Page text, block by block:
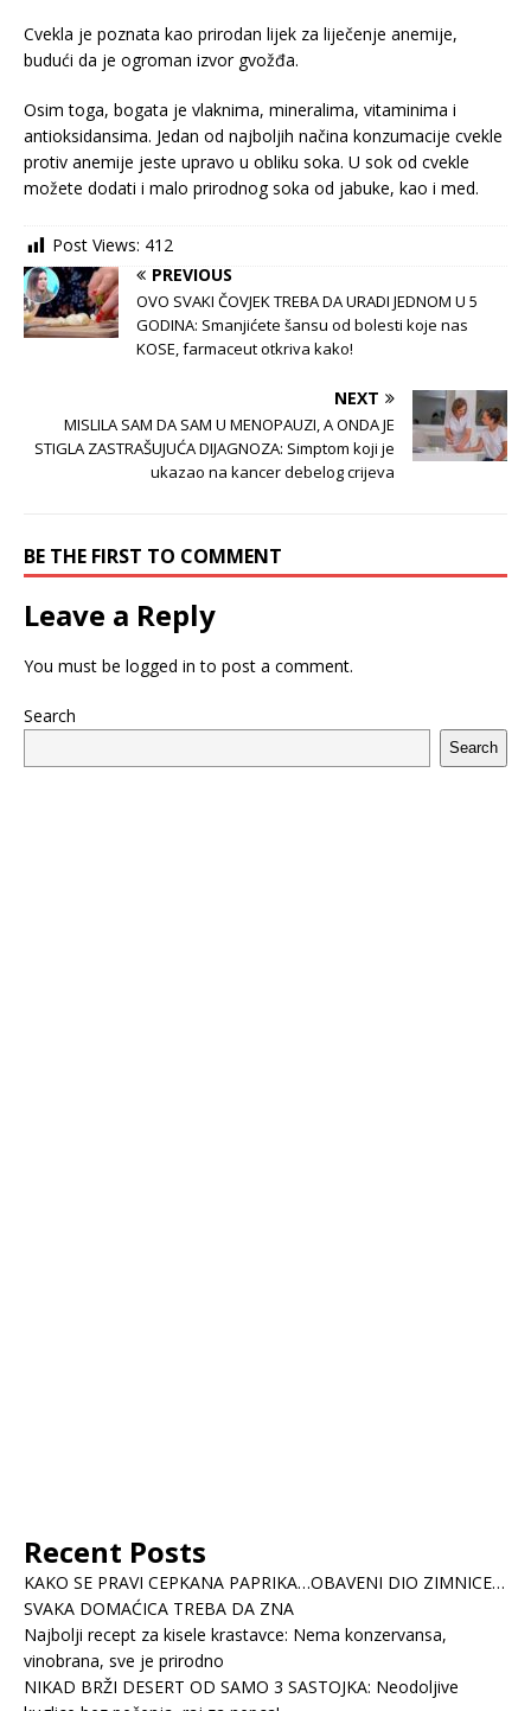
Cvekla je poznata kao prirodan lijek za liječenje anemije,
budući da je ogroman izvor gvožđa.
Osim toga, bogata je vlaknima, mineralima, vitaminima i
antioksidansima. Jedan od najboljih načina konzumacije cvekle
protiv anemije jeste upravo u obliku soka. U sok od cvekle
možete dodati i malo prirodnog soka od jabuke, kao i med.
Post Views: 412
PREVIOUS
OVO SVAKI ČOVJEK TREBA DA URADI JEDNOM U 5
GODINA: Smanjićete šansu od bolesti koje nas
KOSE, farmaceut otkriva kako!
NEXT
MISLILA SAM DA SAM U MENOPAUZI, A ONDA JE
STIGLA ZASTRAŠUJUĆA DIJAGNOZA: Simptom koji je
ukazao na kancer debelog crijeva
BE THE FIRST TO COMMENT
Leave a Reply
You must be logged in to post a comment.
Search
Search
Recent Posts
KAKO SE PRAVI CEPKANA PAPRIKA…OBAVENI DIO ZIMNICE…
SVAKA DOMAĆICA TREBA DA ZNA
Najbolji recept za kisele krastavce: Nema konzervansa,
vinobrana, sve je prirodno
NIKAD BRŽI DESERT OD SAMO 3 SASTOJKA: Neodoljive